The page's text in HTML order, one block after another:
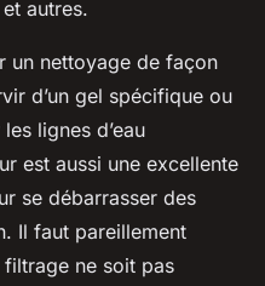
autres.
un nettoyage de façon
d’un gel spécifique ou
lignes d’eau
est aussi une excellente
se débarrasser des
Il faut pareillement
filtrage ne soit pas